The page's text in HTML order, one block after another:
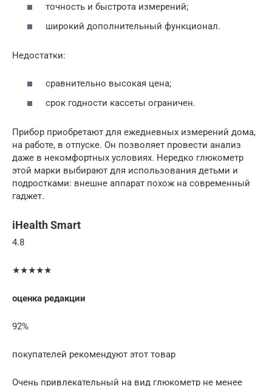
точность и быстрота измерений;
широкий дополнительный функционал.
Недостатки:
сравнительно высокая цена;
срок годности кассеты ограничен.
Прибор приобретают для ежедневных измерений дома,
на работе, в отпуске. Он позволяет провести анализ
даже в некомфортных условиях. Нередко глюкометр
этой марки выбирают для использования детьми и
подростками: внешне аппарат похож на современный
гаджет.
iHealth Smart
4.8
★★★★★
оценка редакции
92%
покупателей рекомендуют этот товар
Очень привлекательный на вид глюкометр не менее